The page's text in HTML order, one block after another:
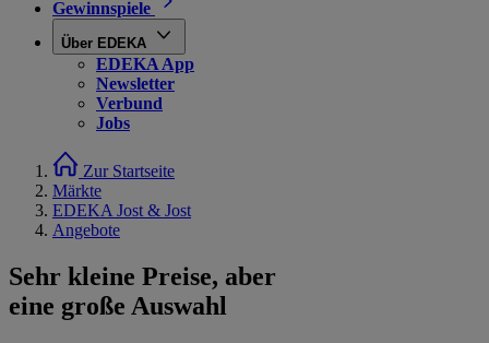
Gewinnspiele
Über EDEKA
EDEKA App
Newsletter
Verbund
Jobs
Zur Startseite
Märkte
EDEKA Jost & Jost
Angebote
Sehr kleine Preise, aber
eine große Auswahl